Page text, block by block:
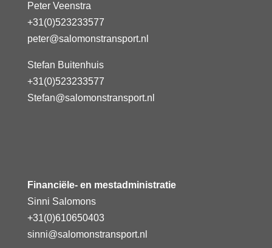
Peter Veenstra
+31(0)523233577
peter@salomonstransport.nl
Stefan Buitenhuis
+31(0)523233577
Stefan@salomonstransport.nl
Financiële- en mestadministratie
Sinni Salomons
+31(0)610650403
sinni@salomonstransport.nl